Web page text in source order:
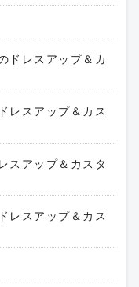
ドレスアップ＆カ
レスアップ＆カス
スアップ＆カスタ
レスアップ＆カス